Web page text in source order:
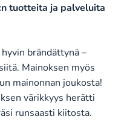
tuotteita ja palveluita
brändättynä –
Mainoksen myös
mainonnan joukosta!
värikkyys herätti
runsaasti kiitosta.